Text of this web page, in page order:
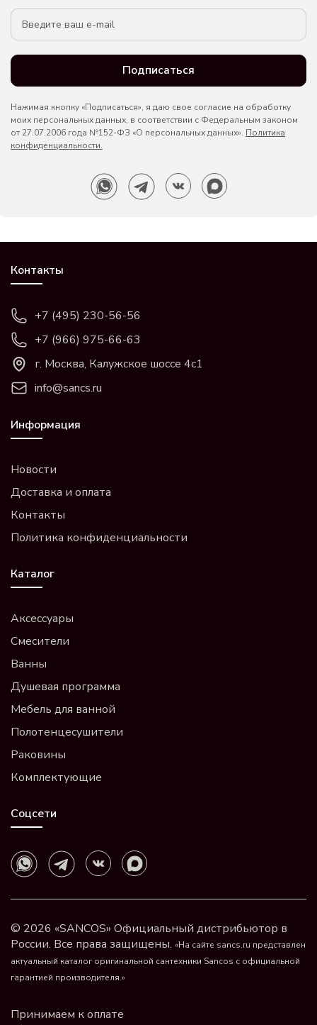
Подписаться
Нажимая кнопку «Подписаться», я даю свое согласие на обработку
моих персональных данных, в соответствии с Федеральным законом
от 27.07.2006 года №152-ФЗ «О персональных данных». Политика
конфиденциальности.
Контакты
+7 (495) 230-56-56
+7 (966) 975-66-63
г. Москва, Калужское шоссе 4с1
info@sancs.ru
Информация
Новости
Доставка и оплата
Контакты
Политика конфиденциальности
Каталог
Аксессуары
Смесители
Ванны
Душевая программа
Мебель для ванной
Полотенцесушители
Раковины
Комплектующие
Соцсети
© 2026 «SANCOS» Официальный дистрибьютор в
России. Все права защищены. «На сайте sancs.ru представлен
актуальный каталог оригинальной сантехники Sancos с официальной
гарантией производителя.»